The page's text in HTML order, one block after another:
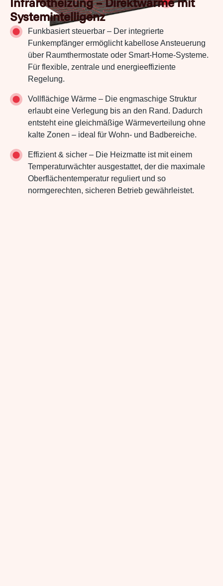
Systemintelligenz
Funkbasiert steuerbar – Der integrierte
Funkempfänger ermöglicht kabellose Ansteuerung
über Raumthermostate oder Smart-Home-Systeme.
Für flexible, zentrale und energieeffiziente
Regelung.
Vollflächige Wärme – Die engmaschige Struktur
erlaubt eine Verlegung bis an den Rand. Dadurch
entsteht eine gleichmäßige Wärmeverteilung ohne
kalte Zonen – ideal für Wohn- und Badbereiche.
Effizient & sicher – Die Heizmatte ist mit einem
Temperaturwächter ausgestattet, der die maximale
Oberflächentemperatur reguliert und so
normgerechten, sicheren Betrieb gewährleistet.